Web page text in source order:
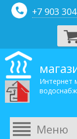
+7 903
Интернет